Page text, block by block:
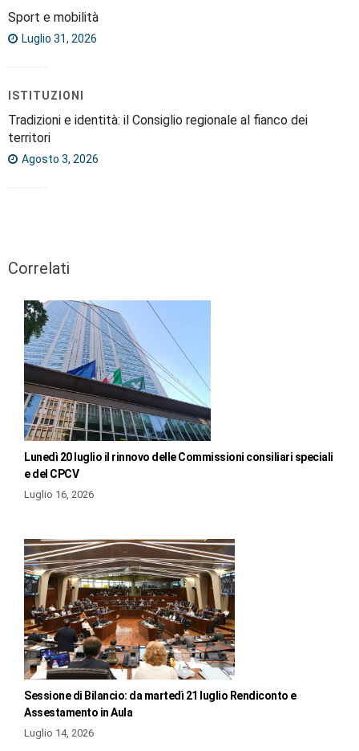
Sport e mobilità
Luglio 31, 2026
ISTITUZIONI
Tradizioni e identità: il Consiglio regionale al fianco dei
territori
Agosto 3, 2026
Correlati
Lunedì 20 luglio il rinnovo delle Commissioni consiliari speciali
e del CPCV
Luglio 16, 2026
Sessione di Bilancio: da martedì 21 luglio Rendiconto e
Assestamento in Aula
Luglio 14, 2026